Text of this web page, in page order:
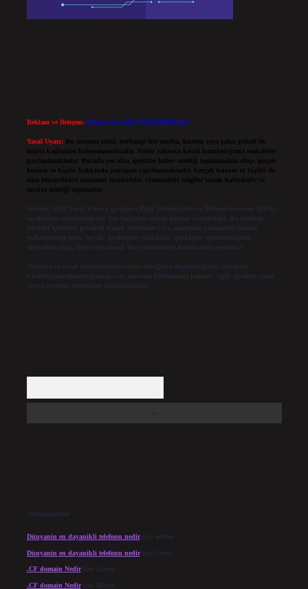
Reklam ve İletişim: Skype: live:.cid.575569c608265c69
Yasal Uyarı:
Bu internet sitesi, herhangi bir marka, kurum veya şahıs şirketi ile
hiçbir bağlantısı bulunmamaktadır. Sitede yalnızca kendi hazırladığımız makaleler
paylaşılmaktadır. Burada yer alan içerikler haber niteliği taşımamakta olup, gerçek
kurum ve kişiler hakkında paylaşım yapılmamaktadır. Gerçek kurum ve kişiler ile
isim benzerlikleri tamamen tesadüfidir. Sitemizdeki bilgiler taslak halindedir ve
tavsiye niteliği taşımazlar.
Sitemiz, 5651 Sayılı Kanun gereğince Bilgi Teknolojileri ve İletişim Kurumu (BTK)
tarafından onaylanmış bir Yer Sağlayıcı olarak hizmet vermektedir. Bu nedenle,
sitedeki içerikleri proaktif olarak denetleme veya araştırma yükümlülüğümüz
bulunmamaktadır. Ancak, üyelerimiz yazdıkları içeriklerin sorumluluğunu
taşımakta olup, siteye üye olarak bu sorumluluğu kabul etmiş sayılırlar.
Hukuka ve yasal düzenlemelere aykırı olduğunu düşündüğünüz içerikleri,
backlinkpanelicomtr@gmail.comadresine bildirmeniz halinde, ilgili içerikler yasal
süre içerisinde sitemizden kaldırılacaktır.
Son yorumlar
Dünyanin en dayanikli telefonu nediriçin admin
Dünyanin en dayanikli telefonu nediriçin Cesur
.CF domain Nediriçin admin
.CF domain Nediriçin Merve